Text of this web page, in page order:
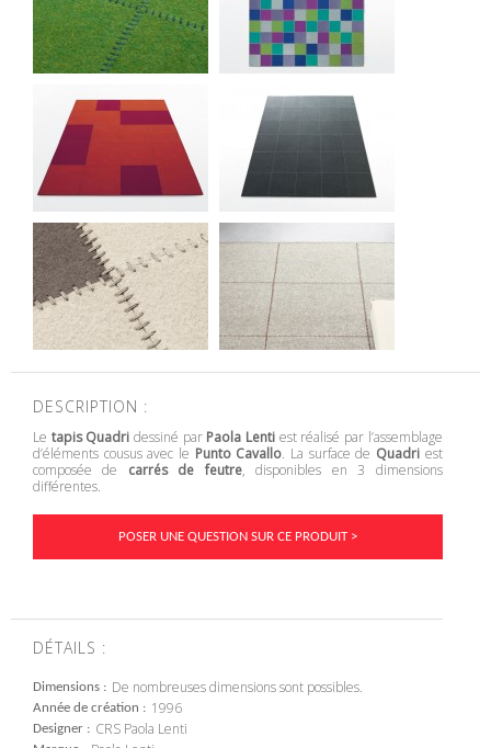
DESCRIPTION :
Le tapis Quadri dessiné par Paola Lenti est réalisé par l’assemblage
d’éléments cousus avec le Punto Cavallo. La surface de Quadri est
composée de carrés de feutre, disponibles en 3 dimensions
différentes.
POSER UNE QUESTION SUR CE PRODUIT >
DÉTAILS :
Dimensions De nombreuses dimensions sont possibles.
Année de création 1996
Designer CRS Paola Lenti